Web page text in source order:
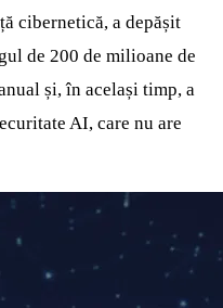
cibernetică, a depășit
de 200 de milioane de
și, în același timp, a
AI, care nu are